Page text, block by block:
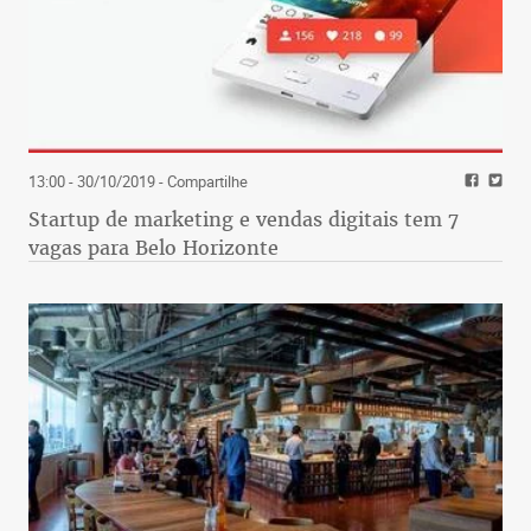
13:00 - 30/10/2019- Compartilhe
Startup de marketing e vendas digitais tem 7
vagas para Belo Horizonte